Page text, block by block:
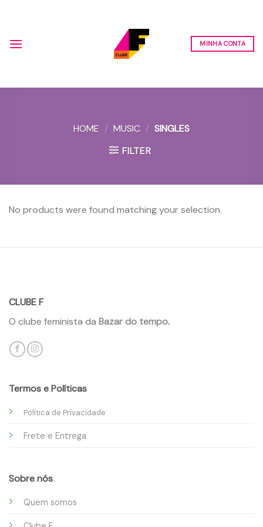
MINHA CONTA
HOME / MUSIC / SINGLES
FILTER
No products were found matching your selection.
CLUBE F
O clube feminista da Bazar do tempo.
Termos e Políticas
Política de Privacidade
Frete e Entrega
Sobre nós
Quem somos